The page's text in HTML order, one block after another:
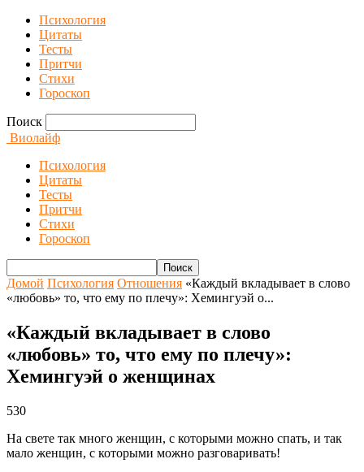
Психология
Цитаты
Тесты
Притчи
Стихи
Гороскоп
Поиск
Виолайф
Психология
Цитаты
Тесты
Притчи
Стихи
Гороскоп
Домой Психология Отношения «Каждый вкладывает в слово
«любовь» то, что ему по плечу»: Хемингуэй о...
«Каждый вкладывает в слово
«любовь» то, что ему по плечу»:
Хемингуэй о женщинах
530
На свете так много женщин, с которыми можно спать, и так
мало женщин, с которыми можно разговаривать!